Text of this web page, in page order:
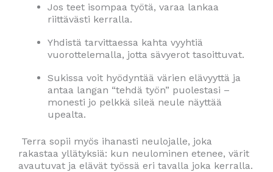
Jos teet isompaa työtä, varaa lankaa
riittävästi kerralla.
Yhdistä tarvittaessa kahta vyyhtiä
vuorottelemalla, jotta sävyerot tasoittuvat.
Sukissa voit hyödyntää värien elävyyttä ja
antaa langan “tehdä työn” puolestasi –
monesti jo pelkkä sileä neule näyttää
upealta.
Terra sopii myös ihanasti neulojalle, joka
rakastaa yllätyksiä: kun neulominen etenee, värit
avautuvat ja elävät työssä eri tavalla joka kerralla.